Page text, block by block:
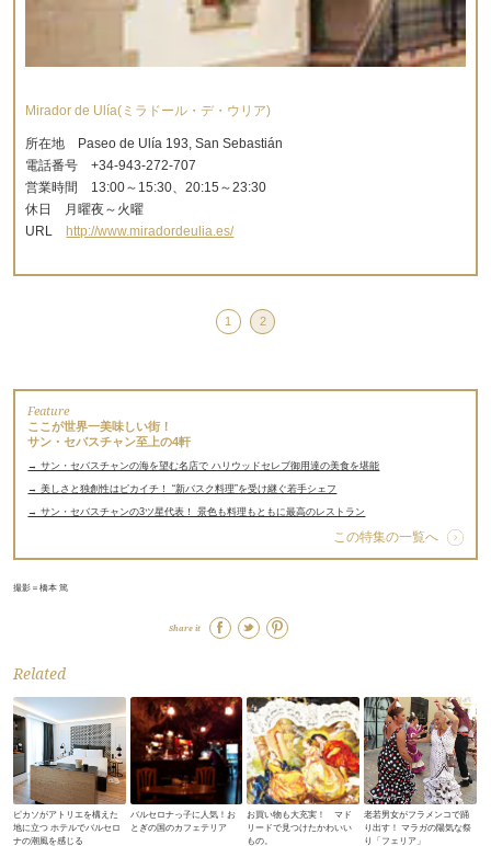
Mirador de Ulía(ミラドール・デ・ウリア)
所在地 Paseo de Ulía 193, San Sebastián
電話番号 +34-943-272-707
営業時間 13:00～15:30、20:15～23:30
休日 月曜夜～火曜
URLhttp://www.miradordeulia.es/
1 2
Feature
ここが世界一美味しい街！
サン・セバスチャン至上の4軒
→ サン・セバスチャンの海を望む名店で ハリウッドセレブ御用達の美食を堪能
→ 美しさと独創性はピカイチ！ “新バスク料理”を受け継ぐ若手シェフ
→ サン・セバスチャンの3ツ星代表！ 景色も料理もともに最高のレストラン
この特集の一覧へ
撮影＝橋本 篤
Share it
Related
ピカソがアトリエを構えた
地に立つ ホテルでバルセロ
ナの潮風を感じる
バルセロナっ子に人気！お
とぎの国のカフェテリア
お買い物も大充実！ マド
リードで見つけたかわいい
もの。
老若男女がフラメンコで踊
り出す！ マラガの陽気な祭
り「フェリア」